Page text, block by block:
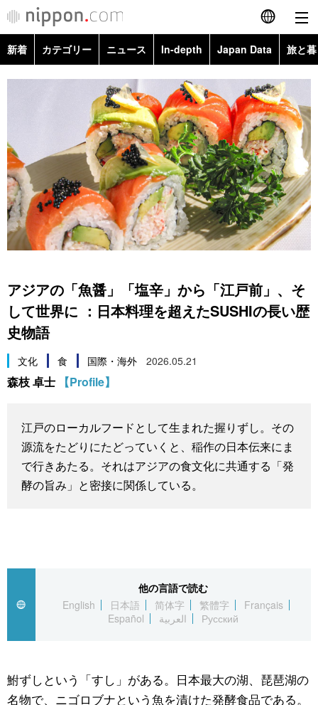
English
简体字
繁體字
Français
Español
العربية
政治・外交
経済・ビジネス
社会
文化
科学・技術
暮らし
スポーツ・東京2020
ニュース
トップ
In-depth
旅と暮らし
動画/Live
Books
Cinema
Topics
新着 カテゴリー ニュース In-depth Japan Data 旅と
政治・外交
国際・海外
社会
文化
暮らし
スポーツ・東京2020
Topics
Images
People
東京
お知らせ
アジアの「魚醤」「塩辛」から「江戸前」、そ
して世界に ：日本料理を超えたSUSHIの長い歴
史物語
文化 食 国際・海外 2026.05.21
森枝 卓士 【Profile】
江戸のローカルフードとして生まれた握りずし。その
源流をたどりにたどっていくと、稲作の日本伝来にま
で行きあたる。それはアジアの食文化に共通する「発
酵の旨み」と密接に関係している。
他の言語で読む
English
日本語 简体字 繁體字
Français
Español
العربية Русский
鮒ずしという「すし」がある。日本最大の湖、琵琶湖の
名物で、ニゴロブナという魚を漬けた発酵食品である。